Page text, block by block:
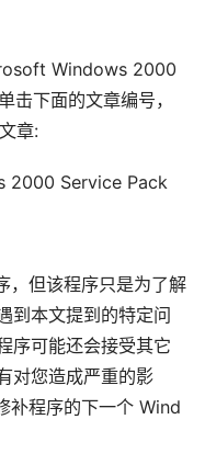
Windows 2000
下面的文章编号，
章:
2000 Service Pack
但该程序只是为了解
到本文提到的特定问
序可能还会接受其它
对您造成严重的影
补程序的下一个 Wind